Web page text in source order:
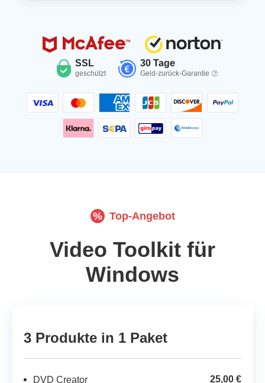
SSL
geschützt
30 Tage
Geld-zurück-Garantie
% Top-Angebot
Video Toolkit für
Windows
3 Produkte in 1 Paket
DVD Creator 25,00 €